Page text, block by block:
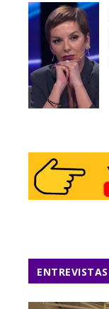
ENTREVISTAS